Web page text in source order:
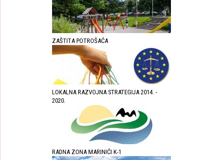
ZAŠTITA POTROŠAĆA
LOKALNA RAZVOJNA STRATEGIJA 2014. -
2020.
RADNA ZONA MARINIĆI K-1